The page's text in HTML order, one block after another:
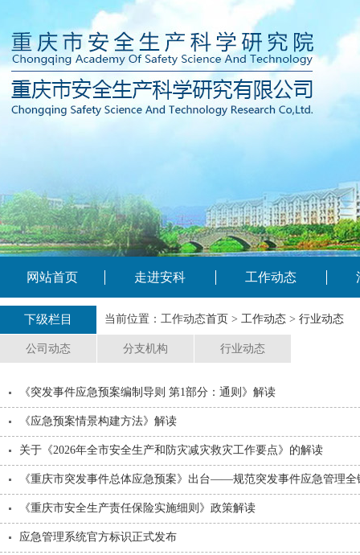
网站首页 走进安科 工作动态
下级栏目 当前位置：工作动态首页 > 工作动态 > 行业动态
公司动态 分支机构 行业动态
《突发事件应急预案编制导则 第1部分：通则》解读
《应急预案情景构建方法》解读
关于《2026年全市安全生产和防灾减灾救灾工作要点》的解读
《重庆市突发事件总体应急预案》出台——规范突发事件应急管理全
《重庆市安全生产责任保险实施细则》政策解读
应急管理系统官方标识正式发布